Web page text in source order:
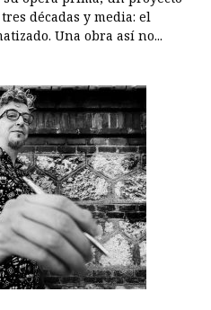
décadas y media: el
Una obra así no...